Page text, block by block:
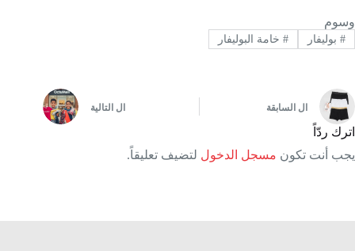
وسوم
#بوليفار #خامة البوليفار
ال السابقة ال التالية
اترك ردّاً
يجب أنت تكون مسجل الدخول لتضيف تعليقاً.